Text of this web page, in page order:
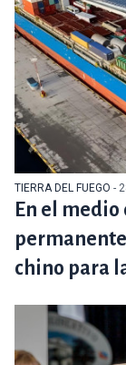
TIERRA DEL FUEGO -
En el
chino para